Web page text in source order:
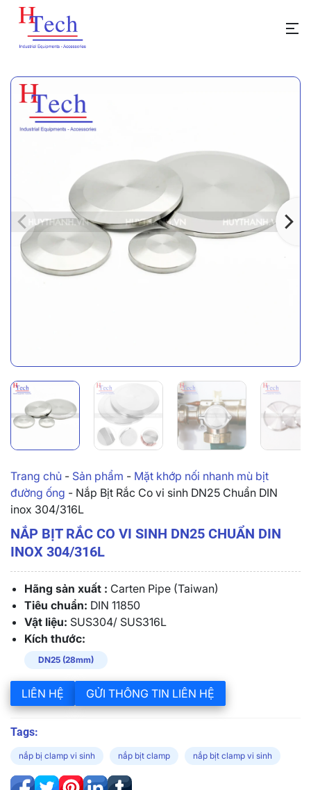
Trang chủ - Sản phẩm - Mặt khớp nối nhanh mù bịt
đường ống - Nắp Bịt Rắc Co vi sinh DN25 Chuẩn DIN
inox 304/316L
NẮP BỊT RẮC CO VI SINH DN25 CHUẨN DIN
INOX 304/316L
Hãng sản xuất : Carten Pipe (Taiwan)
Tiêu chuẩn: DIN 11850
Vật liệu: SUS304/ SUS316L
Kích thước:
DN25 (28mm)
LIÊN HỆ GỬI THÔNG TIN LIÊN HỆ
Tags:
nắp bị clamp vi sinh nắp bịt clamp nắp bịt clamp vi sinh